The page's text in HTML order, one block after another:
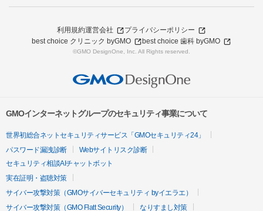
利用規約運営会社
プライバシーポリシー
best choice クリニック byGMO
best choice 歯科 byGMO
©GMO DesignOne, Inc. All Rights reserved.
GMOインターネットグループのセキュリティ事業について
世界初総合ネットセキュリティサービス「GMOセキュリティ24」
パスワード漏洩診断
Webサイトリスク診断
セキュリティ相談AIチャットボット
実在証明・盗聴対策
サイバー攻撃対策（GMOサイバーセキュリティ byイエラエ）
サイバー攻撃対策（GMO Flatt Security）
なりすまし対策